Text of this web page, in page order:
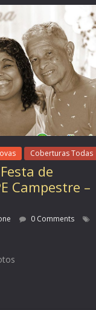
Coberturas Todas
de
Campestre –
0 Comments